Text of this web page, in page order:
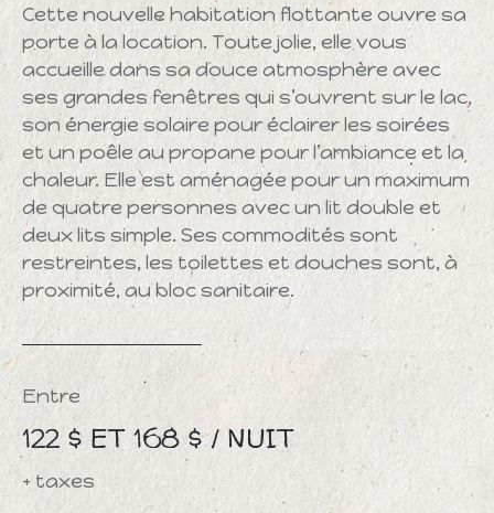
Cette nouvelle habitation flottante ouvre sa
porte à la location. Toute jolie, elle vous
accueille dans sa douce atmosphère avec
ses grandes fenêtres qui s’ouvrent sur le lac,
son énergie solaire pour éclairer les soirées
et un poêle au propane pour l’ambiance et la
chaleur. Elle est aménagée pour un maximum
de quatre personnes avec un lit double et
deux lits simple. Ses commodités sont
restreintes, les toilettes et douches sont, à
proximité, au bloc sanitaire.
Entre
122 $ ET 168 $ / NUIT
+ taxes